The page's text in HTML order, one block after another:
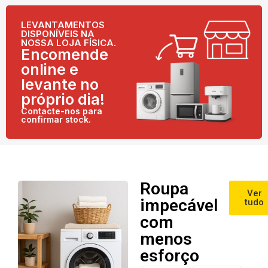
LEVANTAMENTOS
DISPONÍVEIS NA
NOSSA LOJA FÍSICA.
Encomende
online e
levante no
próprio dia!
Contacte-nos para
confirmar stock.
Roupa
impecável
com
menos
esforço
Ver
tudo